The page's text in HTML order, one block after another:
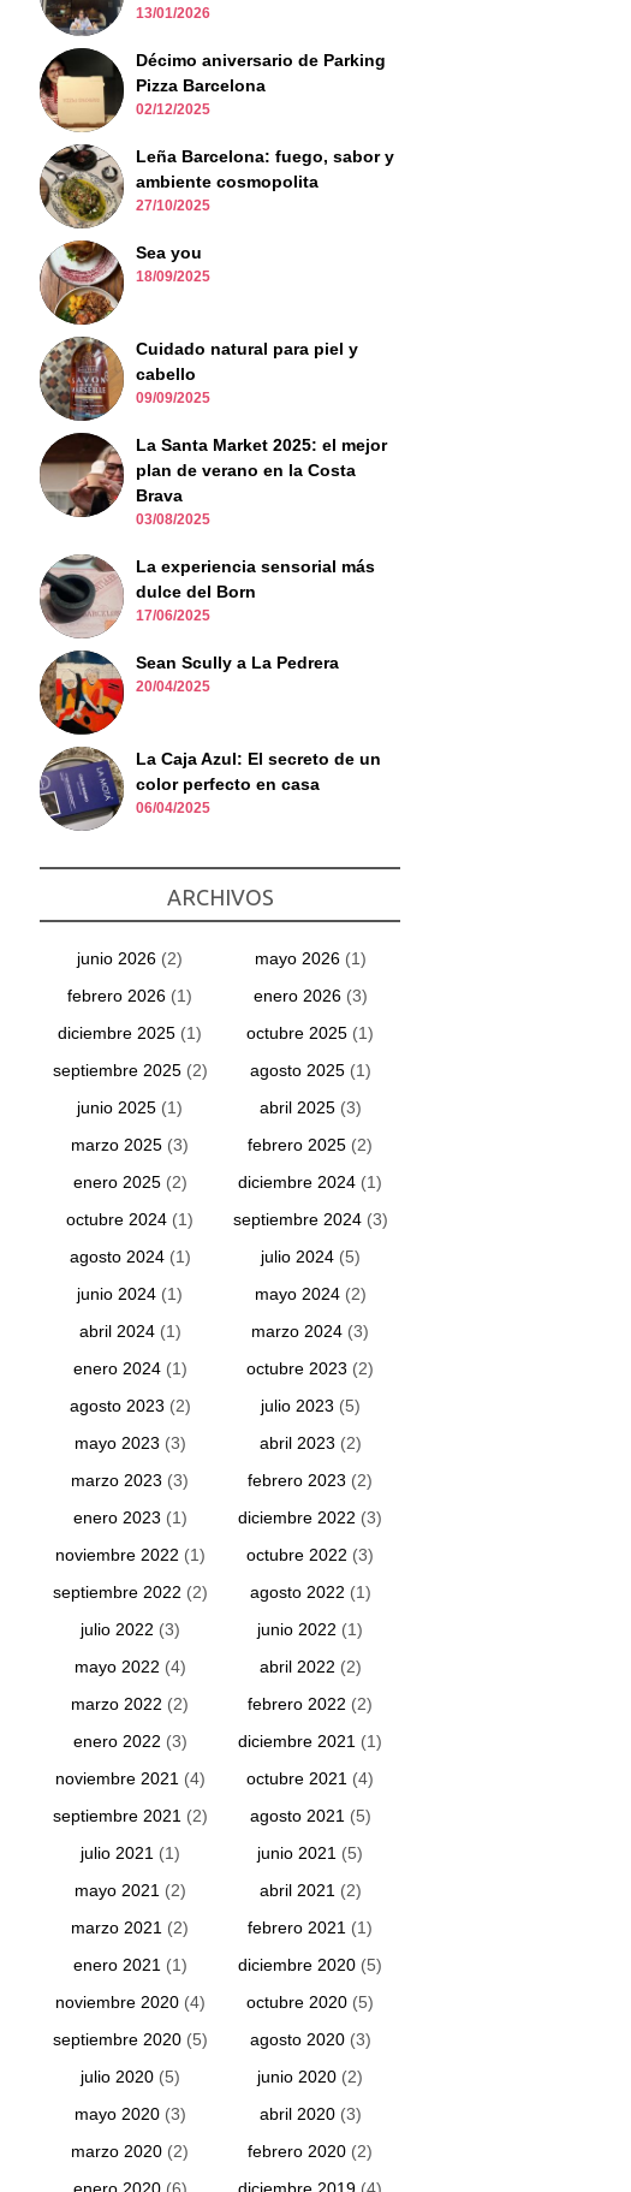
13/01/2026
Décimo aniversario de Parking
Pizza Barcelona
02/12/2025
Leña Barcelona: fuego, sabor y
ambiente cosmopolita
27/10/2025
Sea you
18/09/2025
Cuidado natural para piel y
cabello
09/09/2025
La Santa Market 2025: el mejor
plan de verano en la Costa
Brava
03/08/2025
La experiencia sensorial más
dulce del Born
17/06/2025
Sean Scully a La Pedrera
20/04/2025
La Caja Azul: El secreto de un
color perfecto en casa
06/04/2025
ARCHIVOS
junio 2026 (2) mayo 2026(1)
febrero 2026 (1) enero 2026(3)
diciembre 2025 (1) octubre 2025 (1)
septiembre 2025(2) agosto 2025(1)
junio 2025 (1) abril 2025(3)
marzo 2025 (3) febrero 2025 (2)
enero 2025(2) diciembre 2024 (1)
octubre 2024 (1) septiembre 2024(3)
agosto 2024(1) julio 2024(5)
junio 2024 (1) mayo 2024(2)
abril 2024(1) marzo 2024 (3)
enero 2024(1) octubre 2023 (2)
agosto 2023 (2) julio 2023 (5)
mayo 2023 (3) abril 2023 (2)
marzo 2023 (3) febrero 2023 (2)
enero 2023 (1) diciembre 2022 (3)
noviembre 2022 (1) octubre 2022 (3)
septiembre 2022 (2) agosto 2022 (1)
julio 2022 (3) junio 2022 (1)
mayo 2022 (4) abril 2022 (2)
marzo 2022 (2) febrero 2022 (2)
enero 2022 (3) diciembre 2021 (1)
noviembre 2021 (4) octubre 2021 (4)
septiembre 2021 (2) agosto 2021 (5)
julio 2021 (1) junio 2021 (5)
mayo 2021 (2) abril 2021 (2)
marzo 2021 (2) febrero 2021 (1)
enero 2021 (1) diciembre 2020 (5)
noviembre 2020(4) octubre 2020 (5)
septiembre 2020(5) agosto 2020(3)
julio 2020(5) junio 2020 (2)
mayo 2020(3) abril 2020(3)
marzo 2020 (2) febrero 2020 (2)